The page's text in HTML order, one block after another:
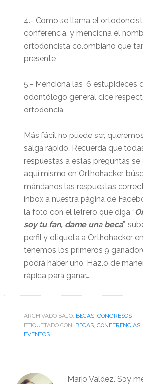
4.- Como se llama el
conferencia, y menciona el
ortodoncista colombiano que
presente
5.- Menciona las 6 estupideces
odontólogo general dice
ortodoncia
Más fácil no puede ser,
salga rápido. Recuerda que
respuestas a estas preguntas se
aquí mismo en Orthohacker,
mándanos las respuestas
inbox a nuestra página de
la foto con el letrero que diga “
soy tu fan, dame una beca”,
perfil y etiqueta a Orthohacker
tenemos los primeros 9
podrá haber uno. Hazlo de
rápida para ganar….
ARCHIVADO BAJO: BECAS, CONGRESOS
ETIQUETADO CON: BECAS, CONFERENCIAS,
EVENTOS
Mario Valdez. Soy